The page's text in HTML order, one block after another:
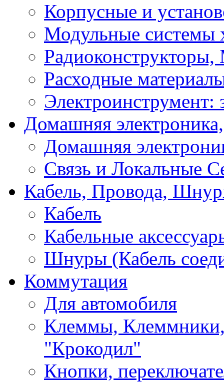
Корпусные и
Модульные системы
Расходные
Электроинструмент:
Домашняя
Домашняя
Связь и Локальные
Кабель, Провода,
Кабель
Кабельные
Шнуры (Кабель
Коммутация
Для автомобиля
Клеммы,
"Крокодил"
Кнопки,